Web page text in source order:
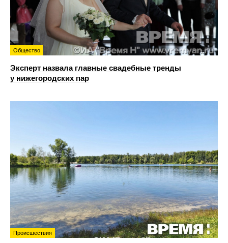
Общество
Эксперт назвала главные свадебные тренды
у нижегородских пар
Происшествия